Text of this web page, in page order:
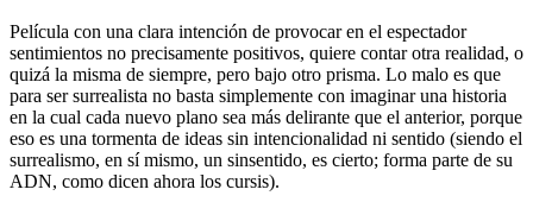
Película con una clara intención de provocar en el espectador
sentimientos no precisamente positivos, quiere contar otra realidad, o
quizá la misma de siempre, pero bajo otro prisma. Lo malo es que
para ser surrealista no basta simplemente con imaginar una historia
en la cual cada nuevo plano sea más delirante que el anterior, porque
eso es una tormenta de ideas sin intencionalidad ni sentido (siendo el
surrealismo, en sí mismo, un sinsentido, es cierto; forma parte de su
ADN, como dicen ahora los cursis).